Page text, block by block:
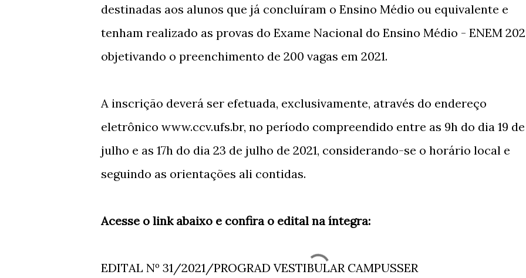
destinadas aos alunos que já concluíram o Ensino Médio ou equivalente e
tenham realizado as provas do Exame Nacional do Ensino Médio - ENEM
objetivando o preenchimento de 200 vagas em 2021.
A inscrição deverá ser efetuada, exclusivamente, através do endereço
eletrônico www.ccv.ufs.br, no período compreendido entre as 9h do dia 19 de
julho e as 17h do dia 23 de julho de 2021, considerando-se o horário local e
seguindo as orientações ali contidas.
Acesse o link abaixo e confira o edital na íntegra:
EDITAL Nº 31/2021/PROGRAD VESTIBULAR CAMPUSSER